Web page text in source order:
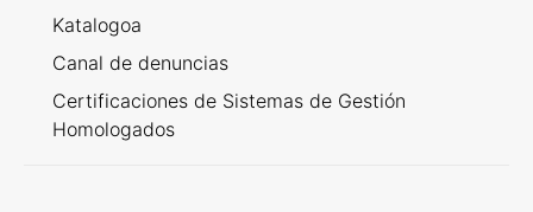
Katalogoa
Canal de denuncias
Certificaciones de Sistemas de Gestión
Homologados